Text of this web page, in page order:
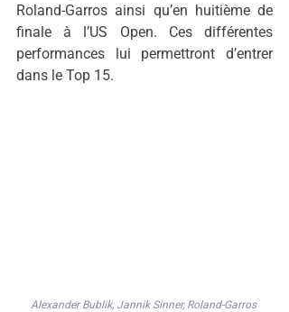
Roland-Garros ainsi qu’en huitième de
finale à l’US Open. Ces différentes
performances lui permettront d’entrer
dans le Top 15.
Alexander Bublik, Jannik Sinner, Roland-Garros